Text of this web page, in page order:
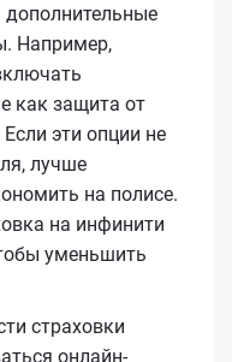
дополнительные
Например,
как защита от
эти опции не
лучше
на полисе.
на инфинити
уменьшить
страховки
онлайн-